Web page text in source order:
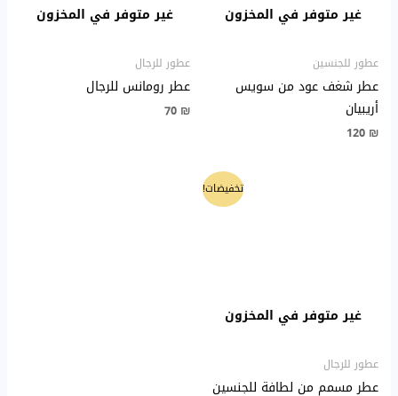
غير متوفر في المخزون
عطور للجنسين
عطر شغف عود من سويس
أريبيان
120 ₪
غير متوفر في المخزون
عطور للرجال
عطر رومانس للرجال
70 ₪
تخفيضات!
غير متوفر في المخزون
عطور للرجال
عطر مسمم من لطافة للجنسين